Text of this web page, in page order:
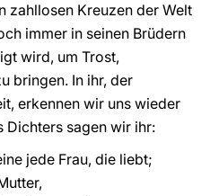
zahllosen Kreuzen der Welt
immer in seinen Brüdern
wird, um Trost,
bringen. In ihr, der
erkennen wir uns wieder
Dichters sagen wir ihr:
jede Frau, die liebt;